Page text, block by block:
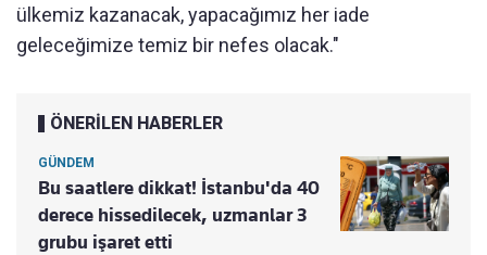
ülkemiz kazanacak, yapacağımız her iade
geleceğimize temiz bir nefes olacak."
ÖNERİLEN HABERLER
GÜNDEM
Bu saatlere dikkat! İstanbu'da 40
derece hissedilecek, uzmanlar 3
grubu işaret etti